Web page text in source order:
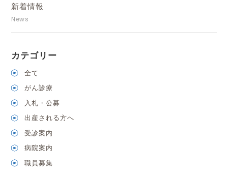
新着情報
News
カテゴリー
全て
がん診療
入札・公募
出産される方へ
受診案内
病院案内
職員募集